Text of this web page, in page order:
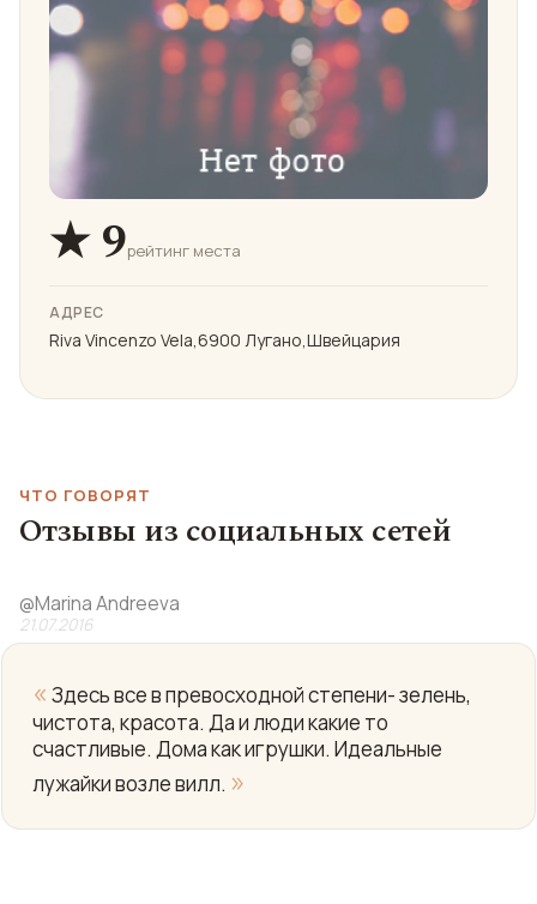
★ 9рейтинг места
АДРЕС
Riva Vincenzo Vela,6900 Лугано,Швейцария
ЧТО ГОВОРЯТ
Отзывы из социальных сетей
@Marina Andreeva
21.07.2016
« Здесь все в превосходной степени- зелень,
чистота, красота. Да и люди какие то
счастливые. Дома как игрушки. Идеальные
лужайки возле вилл. »